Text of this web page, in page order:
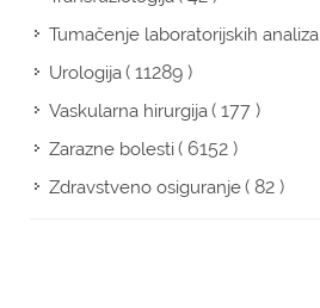
Tumačenje laboratorijskih analiza
Urologija( 11289 )
Vaskularna hirurgija( 177 )
Zarazne bolesti( 6152 )
Zdravstveno osiguranje( 82 )